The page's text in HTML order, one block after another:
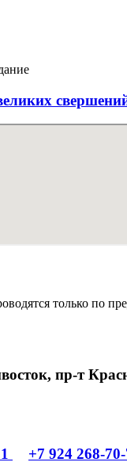
только по
пр-т
+7 924 268-